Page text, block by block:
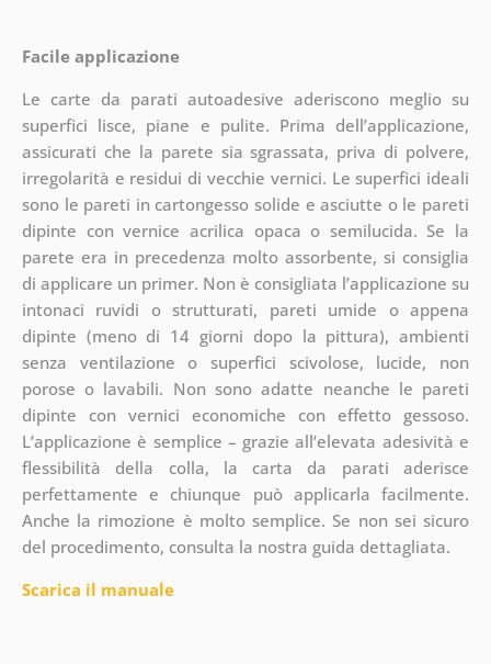
Facile applicazione
Le carte da parati autoadesive aderiscono meglio su
superfici lisce, piane e pulite. Prima dell’applicazione,
assicurati che la parete sia sgrassata, priva di polvere,
irregolarità e residui di vecchie vernici. Le superfici ideali
sono le pareti in cartongesso solide e asciutte o le pareti
dipinte con vernice acrilica opaca o semilucida. Se la
parete era in precedenza molto assorbente, si consiglia
di applicare un primer. Non è consigliata l’applicazione su
intonaci ruvidi o strutturati, pareti umide o appena
dipinte (meno di 14 giorni dopo la pittura), ambienti
senza ventilazione o superfici scivolose, lucide, non
porose o lavabili. Non sono adatte neanche le pareti
dipinte con vernici economiche con effetto gessoso.
L’applicazione è semplice – grazie all’elevata adesività e
flessibilità della colla, la carta da parati aderisce
perfettamente e chiunque può applicarla facilmente.
Anche la rimozione è molto semplice. Se non sei sicuro
del procedimento, consulta la nostra guida dettagliata.
Scarica il manuale